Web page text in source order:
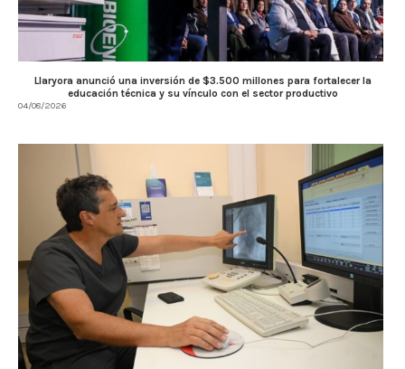
Llaryora anunció una inversión de $3.500 millones para fortalecer la
educación técnica y su vínculo con el sector productivo
04/08/2026